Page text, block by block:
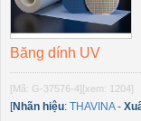
Băng dính UV
[Mã: G-37576-4] [xem: 1204]
[Nhãn hiệu: THAVINA-